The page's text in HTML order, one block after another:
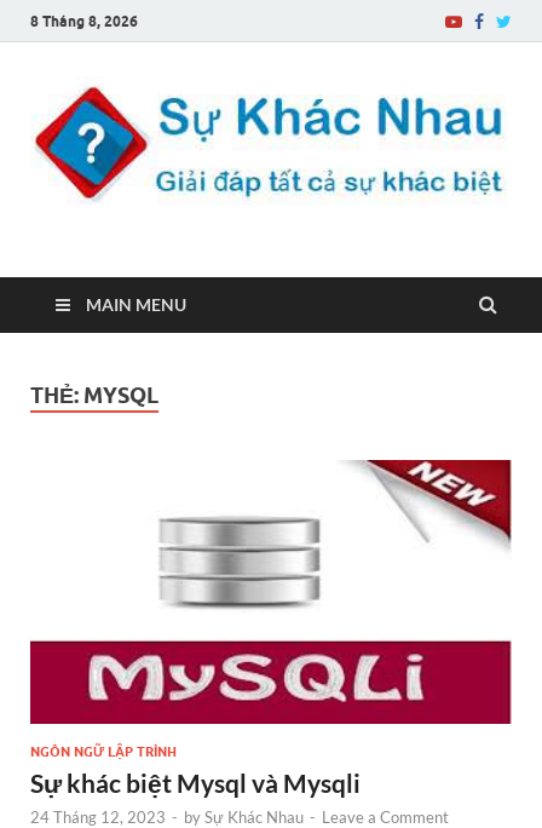
8 Tháng 8, 2026
Sự Khác Nhau
MAIN MENU
THẺ: MYSQL
NGÔN NGỮ LẬP TRÌNH
Sự khác biệt Mysql và Mysqli
24 Tháng 12, 2023 - bySự Khác Nhau - Leave a Comment